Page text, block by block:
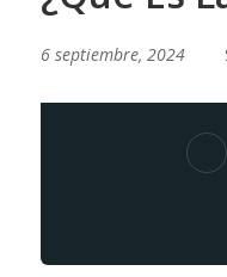
6 septiembre, 2024